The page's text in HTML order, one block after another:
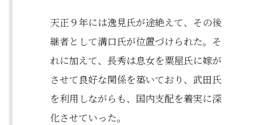
天正９年には逸見氏が途絶えて、その後
継者として溝口氏が位置づけられた。そ
れに加えて、長秀は息女を粟屋氏に嫁が
させて良好な関係を築いており、武田氏
を利用しながらも、国内支配を着実に深
化させていった。